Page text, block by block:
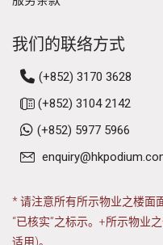
我们的联络方式
(+852) 3170 3628
(+852) 3104 2142
(+852) 5977 5966
* 请注意所有所示物业之楼面
“已核实”之标示。+所示物业
适用)。